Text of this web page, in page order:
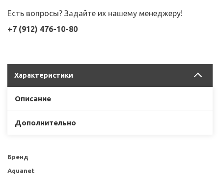
Есть вопросы? Задайте их нашему менеджеру!
+7 (912) 476-10-80
Характеристики
Описание
Дополнительно
Бренд
Aquanet